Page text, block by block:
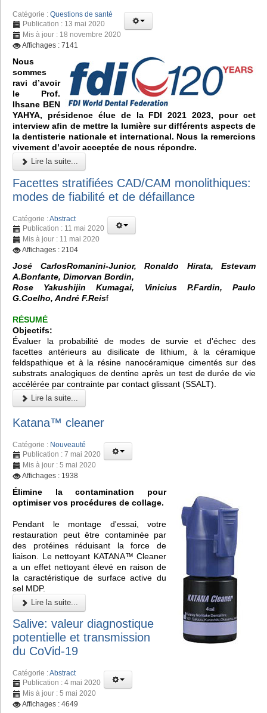
Catégorie : Questions de santé
Publication : 13 mai 2020
Mis à jour : 18 novembre 2020
Affichages : 7141
Nous
sommes
ravi d’avoir
le Prof.
Ihsane BEN
YAHYA, présidence élue de la FDI 2021 2023, pour cet
interview afin de mettre la lumière sur différents aspects de
la dentisterie nationale et international. Nous la remercions
vivement d’avoir acceptée de nous répondre.
Lire la suite...
Facettes stratifiées CAD/CAM monolithiques:
modes de fiabilité et de défaillance
Catégorie :Abstract
Publication : 11 mai 2020
Mis à jour : 11 mai 2020
Affichages : 2104
José CarlosRomanini-Junior, Ronaldo Hirata, Estevam
A.Bonfante, Dimorvan Bordin,
Rose Yakushijin Kumagai, Vinicius P.Fardin, Paulo
G.Coelho, André F.Reisf
RÉSUMÉ
Objectifs:
Évaluer la probabilité de modes de survie et d'échec des
facettes antérieurs au disilicate de lithium, à la céramique
feldspathique et à la résine nanocéramique cimentés sur des
substrats analogiques de dentine après un test de durée de vie
accélérée par contrainte par contact glissant (SSALT).
Lire la suite...
Katana™ cleaner
Catégorie : Nouveauté
Publication : 7 mai 2020
Mis à jour : 5 mai 2020
Affichages : 1938
Élimine la contamination pour
optimiser vos procédures de collage.
Pendant le montage d'essai, votre
restauration peut être contaminée par
des protéines réduisant la force de
liaison. Le nettoyant KATANA™ Cleaner
a un effet nettoyant élevé en raison de
la caractéristique de surface active du
sel MDP.
Lire la suite...
Salive: valeur diagnostique
potentielle et transmission
du CoVid-19
Catégorie :Abstract
Publication : 4 mai 2020
Mis à jour : 5 mai 2020
Affichages : 4649